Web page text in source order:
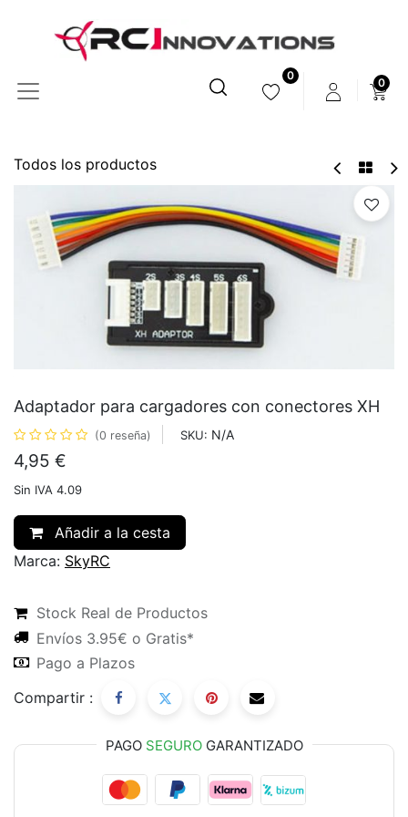
0
0
Todos los productos
Adaptador para cargadores con conectores XH
(0 reseña) SKU: N/A
4,95 €
Sin IVA 4.09
Añadir a la cesta
Marca: SkyRC
Stock Real de Productos
Envíos 3.95€ o Gratis*
Pago a Plazos
Compartir :
PAGO SEGUROGARANTIZADO